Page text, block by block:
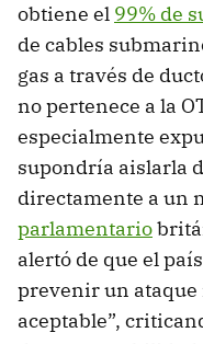
obtiene el 99% de
de cables
gas a través de
no pertenece a la
especialmente
supondría aislarla
directamente a un
parlamentario
alertó de que el
prevenir un
aceptable”,